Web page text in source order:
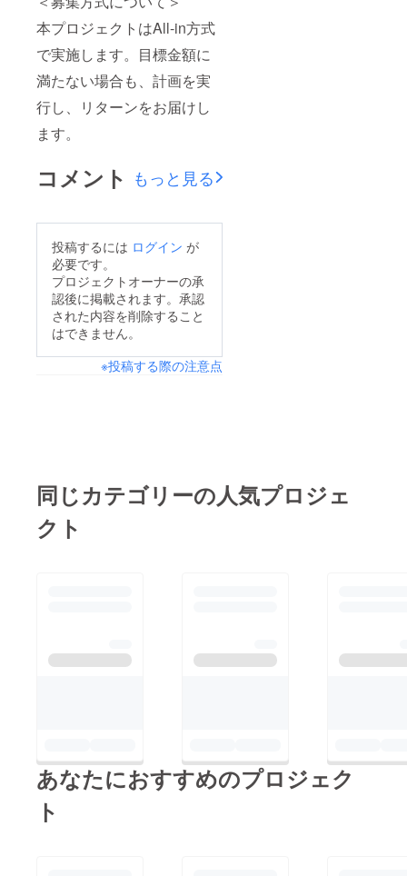
本プロジェクトはAll-in方式
で実施します。目標金額に
満たない場合も、計画を実
行し、リターンをお届けし
ます。
コメント もっと見る
投稿するには ログイン が
必要です。
プロジェクトオーナーの承
認後に掲載されます。承認
された内容を削除すること
はできません。
※投稿する際の注意点
同じカテゴリーの人気プロジェ
クト
あなたにおすすめのプロジェク
ト